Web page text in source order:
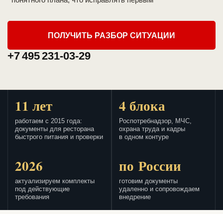
ПОЛУЧИТЬ РАЗБОР СИТУАЦИИ
+7 495 231-03-29
11 лет
работаем с 2015 года:
документы для ресторана
быстрого питания и проверки
4 блока
Роспотребнадзор, МЧС,
охрана труда и кадры
в одном контуре
2026
актуализируем комплекты
под действующие
требования
по России
готовим документы
удаленно и сопровождаем
внедрение